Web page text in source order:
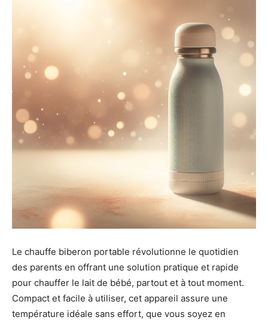
Le chauffe biberon portable révolutionne le quotidien
des parents en offrant une solution pratique et rapide
pour chauffer le lait de bébé, partout et à tout moment.
Compact et facile à utiliser, cet appareil assure une
température idéale sans effort, que vous soyez en